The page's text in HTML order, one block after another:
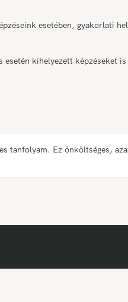
esetében, gyakorlati
esetén kihelyezett képzéseket
tanfolyam. Ez önköltséges,